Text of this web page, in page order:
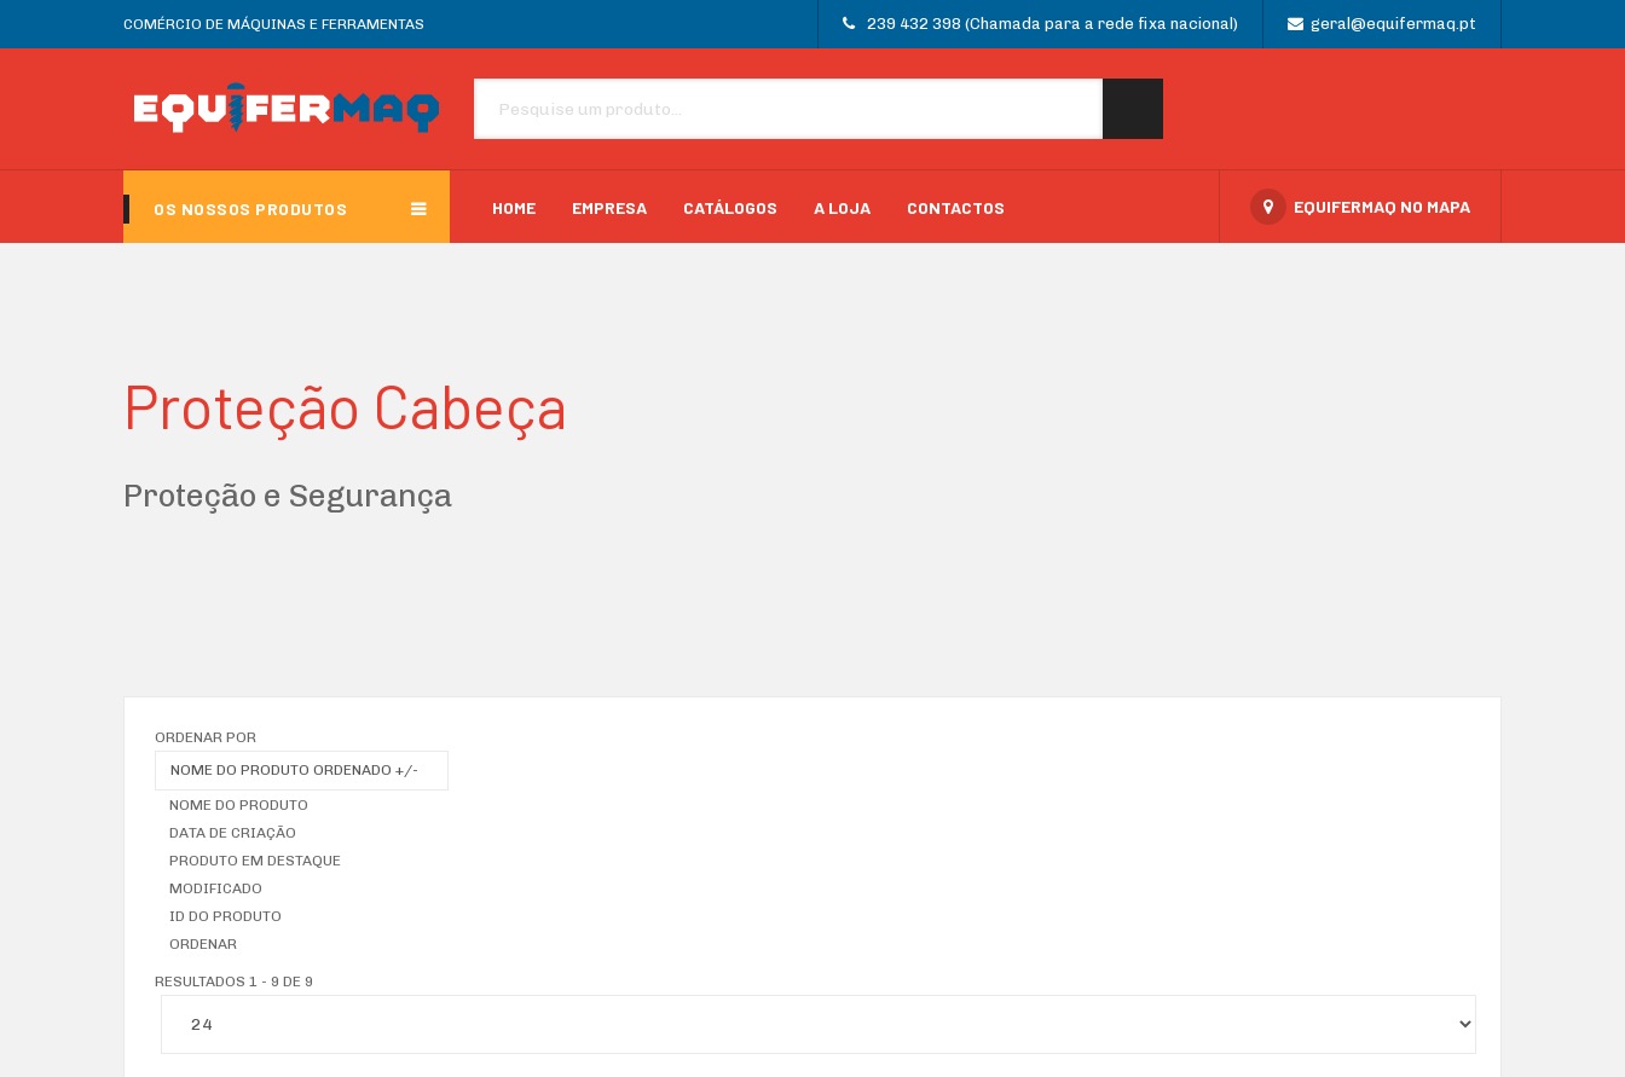
COMÉRCIO DE MÁQUINAS E FERRAMENTAS geral@equifermaq.pt
239 432 398 (Chamada para a rede fixa nacional)
OS NOSSOS PRODUTOS HOME EMPRESA CATÁLOGOS A LOJA CONTACTOS EQUIFERMAQ NO MAPA
Proteção Cabeça
Proteção e Segurança
ORDENAR POR
NOME DO PRODUTO ORDENADO +/-
NOME DO PRODUTO
DATA DE CRIAÇÃO
PRODUTO EM DESTAQUE
MODIFICADO
ID DO PRODUTO
ORDENAR
RESULTADOS 1 - 9 DE 9